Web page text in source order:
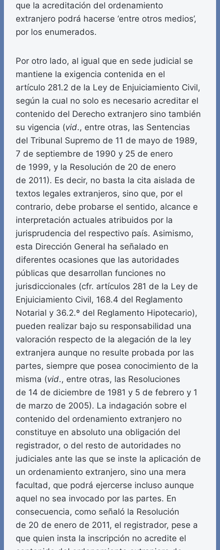
que la acreditación del ordenamiento
extranjero podrá hacerse ‘entre otros medios’,
por los enumerados.
Por otro lado, al igual que en sede judicial se
mantiene la exigencia contenida en el
artículo 281.2 de la Ley de Enjuiciamiento Civil,
según la cual no solo es necesario acreditar el
contenido del Derecho extranjero sino también
su vigencia (vid., entre otras, las Sentencias
del Tribunal Supremo de 11 de mayo de 1989,
7 de septiembre de 1990 y 25 de enero
de 1999, y la Resolución de 20 de enero
de 2011). Es decir, no basta la cita aislada de
textos legales extranjeros, sino que, por el
contrario, debe probarse el sentido, alcance e
interpretación actuales atribuidos por la
jurisprudencia del respectivo país. Asimismo,
esta Dirección General ha señalado en
diferentes ocasiones que las autoridades
públicas que desarrollan funciones no
jurisdiccionales (cfr. artículos 281 de la Ley de
Enjuiciamiento Civil, 168.4 del Reglamento
Notarial y 36.2.º del Reglamento Hipotecario),
pueden realizar bajo su responsabilidad una
valoración respecto de la alegación de la ley
extranjera aunque no resulte probada por las
partes, siempre que posea conocimiento de la
misma (vid., entre otras, las Resoluciones
de 14 de diciembre de 1981 y 5 de febrero y 1
de marzo de 2005). La indagación sobre el
contenido del ordenamiento extranjero no
constituye en absoluto una obligación del
registrador, o del resto de autoridades no
judiciales ante las que se inste la aplicación de
un ordenamiento extranjero, sino una mera
facultad, que podrá ejercerse incluso aunque
aquel no sea invocado por las partes. En
consecuencia, como señaló la Resolución
de 20 de enero de 2011, el registrador, pese a
que quien insta la inscripción no acredite el